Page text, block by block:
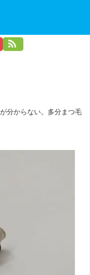
分からない。多分まつ毛